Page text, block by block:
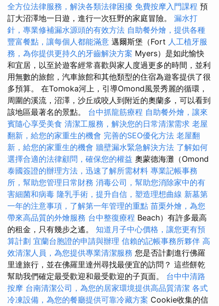
全方位法律服務，解決各類法律困擾 免費按摩入門課程 預
訂大沼澤地一日遊，進行一次狂野的家庭冒險。 漏水打
針，專業修補漏水源頭的有效方法 自助餐外燴，提供各種
豐富餐點，讓每個人都能滿意 邁爾斯堡（Fort 人工植牙服
務，為你提供更持久的牙齒解決方案 Myers）是如此愉快
和宜居，以至於遊客經常喜歡與家人度過更多的時間，並利
用無數的旅館，汽車旅館和其他類型的住宿為遊客提供了很
多預算。 在Tomoka河上，引導Omond風景秀麗的循環，
周圍的溪流，沼澤，沙丘或咬人到附近的奧蘭多，可以看到
該地區最著名的景點。 台中抓龍筋療程 自助餐外燴，讓來
賓隨心享受美食 清潔工服務，解決您的日常清潔需求 老屋
翻新，給您的家重生的機會 完善的SEO優化方法 老屋翻
新，給您的家重生的機會 牆壁漏水緊急解決方法 了解如何
選擇合適的法律顧問，確保您的權益 奧蒙德海灘（Omond
泰國簽證的辦理方法，迅速了解所需材料 專業記帳事務
所，幫助您管理日常財務 消毒公司，幫助您消除家中的有
害細菌和病毒 隆乳手術，提升自信，塑造理想曲線 新墓第
一年的注意事項，了解第一年管理的重點 苗栗外燴，為您
帶來高品質的外燴服務 台中整復療程 Beach）有許多最高
的租金，只有幾步之遙。 知道月子中心價格，讓您更有預
算計劃 宜蘭台胞證的申請與辦理 信賴的記帳事務所夥伴 高
效清潔人員，為您提供專業清潔服務 您是否計劃進行佛羅
里達旅行，並在佛羅里達州尋找最便宜的訪問？ 這些餅乾
幫助我們確定最受歡迎和最受歡迎的子頁面。 台中中清路
按摩 台南清潔公司，為您的居家環境提供高品質清潔 各式
冷凍設備，為您的餐廳提供可靠冷藏方案 Cookie收集的信